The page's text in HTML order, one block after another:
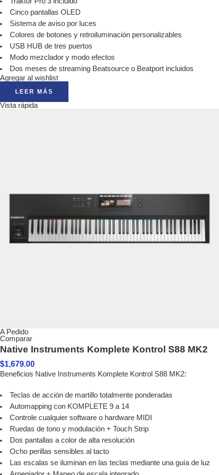
Cinco pantallas OLED
Sistema de aviso por luces
Colores de botones y retroiluminación personalizables
USB HUB de tres puertos
Modo mezclador y modo efectos
Dos meses de streaming Beatsource o Beatport incluidos
Agregar al wishlist
LEER MÁS
Vista rápida
A Pedido
Comparar
Native Instruments Komplete Kontrol S88 MK2
$1,679.00
Beneficios Native Instruments Komplete Kontrol S88 MK2:
Teclas de acción de martillo totalmente ponderadas
Automapping con KOMPLETE 9 a 14
Controle cualquier software o hardware MIDI
Ruedas de tono y modulación + Touch Strip
Dos pantallas a color de alta resolución
Ocho perillas sensibles al tacto
Las escalas se iluminan en las teclas mediante una guía de luz